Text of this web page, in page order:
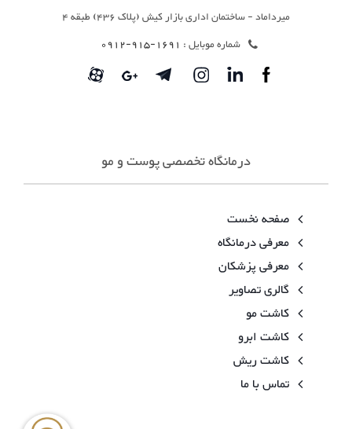
میرداماد - ساختمان اداری بازار کیش (پلاک 436) طبقه 4
شماره موبایل : 1691-915-0912
درمانگاه تخصصی پوست و مو
صفحه نخست
معرفی درمانگاه
معرفی پزشکان
گالری تصاویر
کاشت مو
کاشت ابرو
کاشت ریش
تماس با ما